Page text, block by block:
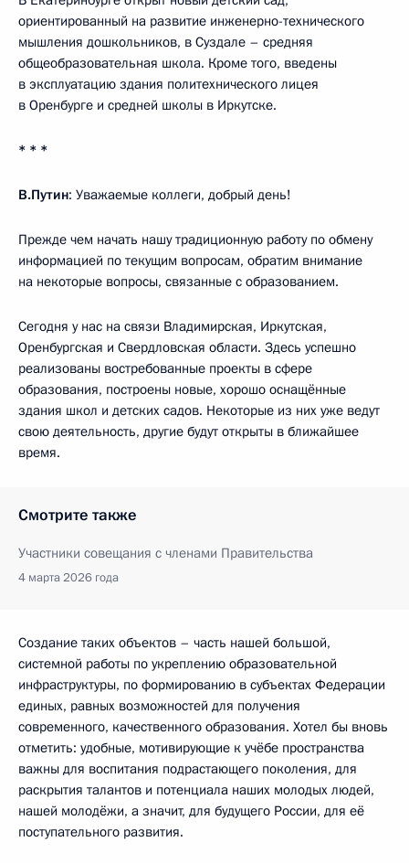
ориентированный на развитие инженерно-технического
мышления дошкольников, в Суздале – средняя
общеобразовательная школа. Кроме того, введены
в эксплуатацию здания политехнического лицея
в Оренбурге и средней школы в Иркутске.
* * *
В.Путин: Уважаемые коллеги, добрый день!
Прежде чем начать нашу традиционную работу по обмену
информацией по текущим вопросам, обратим внимание
на некоторые вопросы, связанные с образованием.
Сегодня у нас на связи Владимирская, Иркутская,
Оренбургская и Свердловская области. Здесь успешно
реализованы востребованные проекты в сфере
образования, построены новые, хорошо оснащённые
здания школ и детских садов. Некоторые из них уже ведут
свою деятельность, другие будут открыты в ближайшее
время.
Смотрите также
Участники совещания с членами Правительства
4 марта 2026 года
Создание таких объектов – часть нашей большой,
системной работы по укреплению образовательной
инфраструктуры, по формированию в субъектах Федерации
единых, равных возможностей для получения
современного, качественного образования. Хотел бы вновь
отметить: удобные, мотивирующие к учёбе пространства
важны для воспитания подрастающего поколения, для
раскрытия талантов и потенциала наших молодых людей,
нашей молодёжи, а значит, для будущего России, для её
поступательного развития.